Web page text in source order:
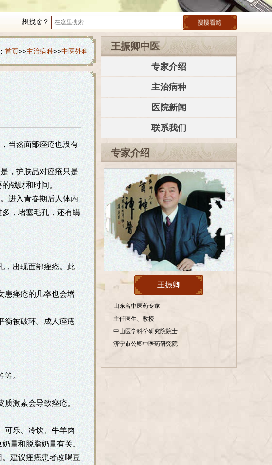
想找啥？
首页>>主治病种>>中医外科
当然面部痤疮也没有
，护肤品对痤疮只是
钱财和时间。
进入青春期后人体内
，堵塞毛孔，还有螨
，出现面部痤疮。此
患痤疮的几率也会增
衡被破环。成人痤疮
等。
激素会导致痤疮。
可乐、冷饮、牛羊肉
量和脱脂奶量有关。
建议痤疮患者改喝豆
王振卿中医
专家介绍
主治病种
医院新闻
联系我们
专家介绍
王振卿
山东名中医药专家
主任医生、教授
中山医学科学研究院院士
济宁市公卿中医药研究院